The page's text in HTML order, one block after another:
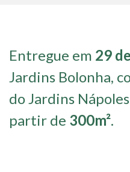
Entregue em 29
Jardins Bolonha,
do Jardins
partir de 300m².